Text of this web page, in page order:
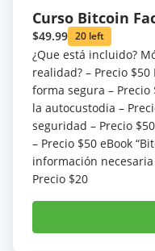
Curso Bitcoin
$49.99 20 left
¿Que está incluido?
realidad? – Precio
forma segura –
la autocustodia –
seguridad – Precio
– Precio $50 eBook
información
Precio $20